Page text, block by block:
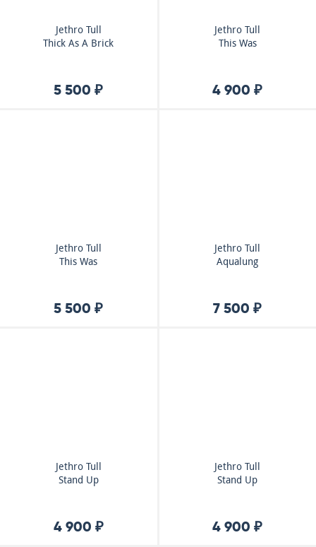
Jethro Tull
Thick As A Brick
5 500 ₽
Jethro Tull
This Was
4 900 ₽
Jethro Tull
This Was
5 500 ₽
Jethro Tull
Aqualung
7 500 ₽
Jethro Tull
Stand Up
4 900 ₽
Jethro Tull
Stand Up
4 900 ₽